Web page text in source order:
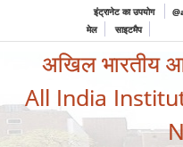
इंट्रानेट का उपयोग
मेल
साइटमैप
अखिल भारतीय
All India